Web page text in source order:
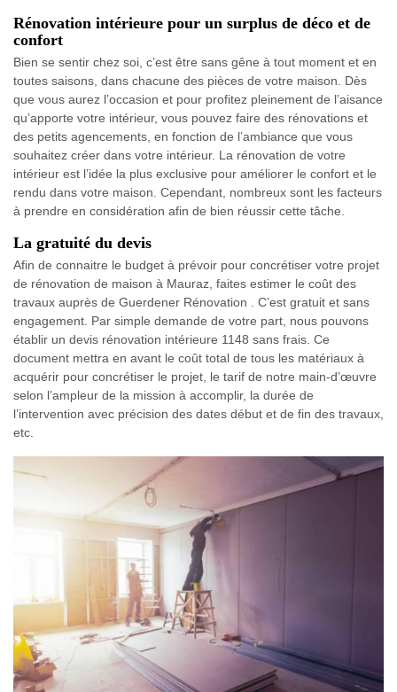
Rénovation intérieure pour un surplus de déco et de
confort
Bien se sentir chez soi, c’est être sans gêne à tout moment et en
toutes saisons, dans chacune des pièces de votre maison. Dès
que vous aurez l’occasion et pour profitez pleinement de l’aisance
qu’apporte votre intérieur, vous pouvez faire des rénovations et
des petits agencements, en fonction de l’ambiance que vous
souhaitez créer dans votre intérieur. La rénovation de votre
intérieur est l’idée la plus exclusive pour améliorer le confort et le
rendu dans votre maison. Cependant, nombreux sont les facteurs
à prendre en considération afin de bien réussir cette tâche.
La gratuité du devis
Afin de connaitre le budget à prévoir pour concrétiser votre projet
de rénovation de maison à Mauraz, faites estimer le coût des
travaux auprès de Guerdener Rénovation . C’est gratuit et sans
engagement. Par simple demande de votre part, nous pouvons
établir un devis rénovation intérieure 1148 sans frais. Ce
document mettra en avant le coût total de tous les matériaux à
acquérir pour concrétiser le projet, le tarif de notre main-d’œuvre
selon l’ampleur de la mission à accomplir, la durée de
l’intervention avec précision des dates début et de fin des travaux,
etc.